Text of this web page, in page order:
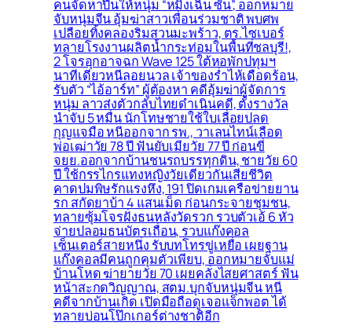
คนจัดหาปืนให้หนุ่ม “หมิงเฉิน ซัน”, ออกหมาย
จับหนุ่มจีน อุ้มฆ่าสาวเพื่อนร่วมชาติ พบศพ
เปลือยทิ้งคลองริมสวนมะพร้าว, ตร.ไซเบอร์
ทลายโรงงานผลิตน้ำกระท่อมในพื้นที่ชลบุรี!,
2 โจรอุกอาจฉก Wave 125 ใต้หอพักปทุมฯ
นาทีเดียวหนีลอยนวล เจ้าของร่ำไห้เดือดร้อน,
รับตัว “ไอ้อาร์ท” ผู้ต้องหา คดีอุ้มฆ่าผู้จัดการ
หนุ่ม ลาวส่งตัวกลับไทยดำเนินคดี, ตั้งรางวัล
นำจับ 5 หมื่น นักโทษชายใช้ใบเลื่อยปลด
กุญแจมือ หนีออกจาก รพ., วาเลนไทน์เลือด
พ่อเฒ่าวัย 78 ปี ฟันยับเมียวัย 77 ปี ก่อนขี่
จยย.ออกจากบ้านชนรถบรรทุกดิน, ชายวัย 60
ปี ใช้กรรไกรแทงหญิงวัยเดียวกันเสียชีวิต
คาดปมพิษรักแรงหึง, 191 ปิดเกมเครือข่ายยาน
รก สกัดยาบ้า 4 แสนเม็ด ก่อนกระจายชุมชน,
ทลายซุ้มโจรฝั่งธนหลังวัดรวก รวบตัวเอ้ 6 หัว
จ่ายปลอมธนบัตรเถื่อน, รวบแก๊งคอล
เซ็นเตอร์สายหนึ่ง รับบทโทรขู่เหยื่อ เผยฐาน
แก๊งคอลมีคนถูกคุมตัวเพียบ, ออกหมายจับแม่
บ้านโหด ฆ่ายายวัย 70 เผยคลั่งไสยศาสตร์ ฟัน
หน้าสะกดวิญญาณ, สตม.บุกจับหนุ่มจีน หนี
คดีจากบ้านเกิด เปิดมือถือดูเจอแจ็กพอต ได้
ทลายบ่อนโป๊กเกอร์ต่างชาติอีก